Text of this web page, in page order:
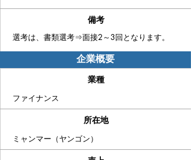
​選考は、書類選考⇒面接2～3回となります。
備考
企業概要
ファイナンス
業種
​ミャンマー（ヤンゴン）
​所在地